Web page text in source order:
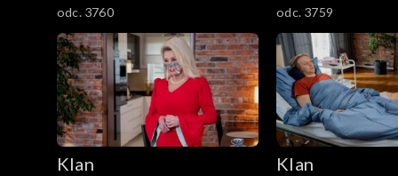
1101–1200
1001–1100
901–1000
odc. 3760 odc. 3759
Klan Klan